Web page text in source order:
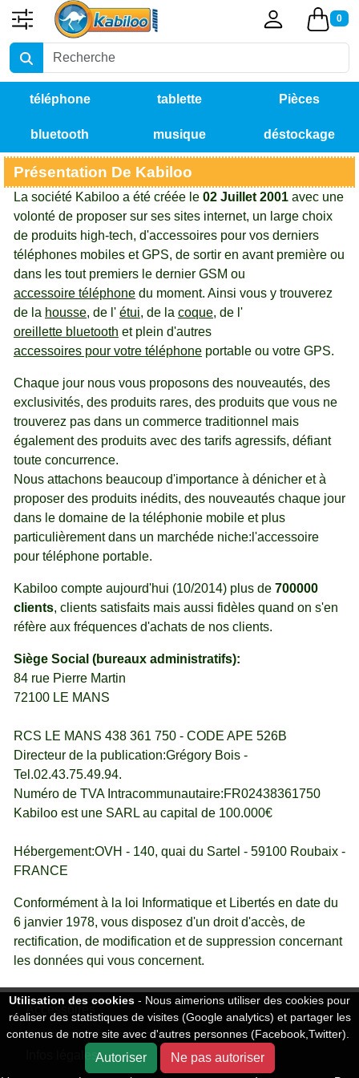
0
téléphone tablette Pièces
détachées
bluetooth musique déstockage
Présentation De Kabiloo
La société Kabiloo a été créée le 02 Juillet 2001 avec une
volonté de proposer sur ses sites internet, un large choix
de produits high-tech, d'accessoires pour vos derniers
téléphones mobiles et GPS, de sortir en avant première ou
dans les tout premiers le dernier GSM ou
accessoire téléphone du moment. Ainsi vous y trouverez
de la housse, de l' étui, de la coque, de l'
oreillette bluetooth et plein d'autres
accessoires pour votre téléphone portable ou votre GPS.
Chaque jour nous vous proposons des nouveautés, des
exclusivités, des produits rares, des produits que vous ne
trouverez pas dans un commerce traditionnel mais
également des produits avec des tarifs agressifs, défiant
toute concurrence.
Nous attachons beaucoup d'importance à dénicher et à
proposer des produits inédits, des nouveautés chaque jour
dans le domaine de la téléphonie mobile et plus
particulièrement dans un marchéde niche:l'accessoire
pour téléphone portable.
Kabiloo compte aujourd'hui (10/2014) plus de 700000
clients, clients satisfaits mais aussi fidèles quand on s'en
réfère aux fréquences d'achats de nos clients.
Siège Social (bureaux administratifs):
84 rue Pierre Martin
72100 LE MANS
RCS LE MANS 438 361 750 - CODE APE 526B
Directeur de la publication:Grégory Bois -
Tel.02.43.75.49.94.
Numéro de TVA Intracommunautaire:FR02438361750
Kabiloo est une SARL au capital de 100.000€
Hébergement:OVH - 140, quai du Sartel - 59100 Roubaix -
FRANCE
Conformément à la loi Informatique et Libertés en date du
6 janvier 1978, vous disposez d'un droit d'accès, de
rectification, de modification et de suppression concernant
les données qui vous concernent.
Infos légales
Utilisation des cookies - Nous aimerions utiliser des cookies pour
réaliser des statistiques de visites (Google analytics) et partager les
contenus de notre site avec d'autres personnes (Facebook,Twitter).
Autoriser Ne pas autoriser